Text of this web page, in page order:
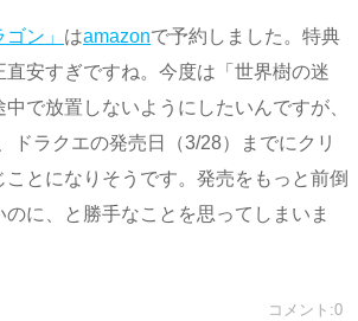
ン」 はamazonで予約しました。特典
安すぎですね。今度は「世界樹の迷
で放置しないようにしたいんですが、
ドラクエの発売日（3/28）までにクリ
とになりそうです。発売をもっと前倒
のに、と勝手なことを思ってしまいま
コメント:0